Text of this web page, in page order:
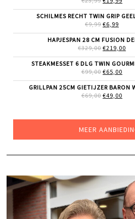
WAS:
€23,99.
IS:
SCHILMES RECHT TWIN GRIP
€9,99
WAS:
€9,99.
€6,99
IS:
€6,99.
HAPJESPAN 28 CM FUSION
€329,00
WAS:
€329,00.
€219,00
IS:
STEAKMESSET 6 DLG TWIN
€99,00
WAS:
€99,00.
€65,00
IS:
GRILLPAN 25CM GIETIJZER BARON
€69,00 €49,00
MEER